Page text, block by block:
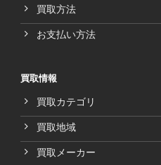
買取方法
お支払い方法
買取情報
買取カテゴリ
買取地域
買取メーカー